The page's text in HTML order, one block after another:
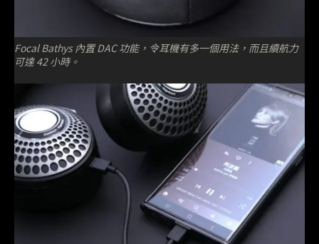
Focal Bathys 內置 DAC 功能，令耳機有多一個用法，而且續航力
可達 42 小時。